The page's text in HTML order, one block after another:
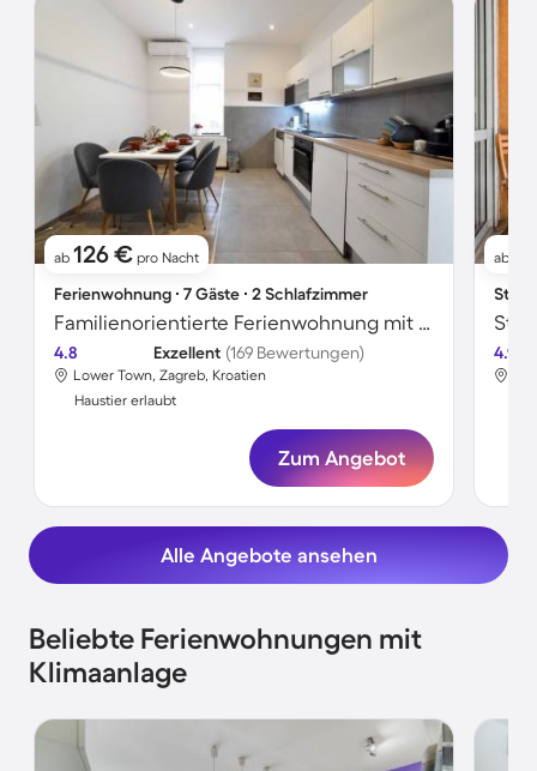
ab 126 € pro Nacht
Ferienwohnung ∙ 7 Gäste ∙ 2 Schlafzimmer
Familienorientierte Ferienwohnung mit Grill, Terrasse und Sauna | Lotrščak Tower-Nähe | Stadtblick | Haustiere erlaubt
4.8 Exzellent (169 Bewertungen)
Lower Town, Zagreb, Kroatien
Haustier erlaubt
Zum Angebot
ab
4.9
Alle Angebote ansehen
Beliebte Ferienwohnungen mit
Klimaanlage